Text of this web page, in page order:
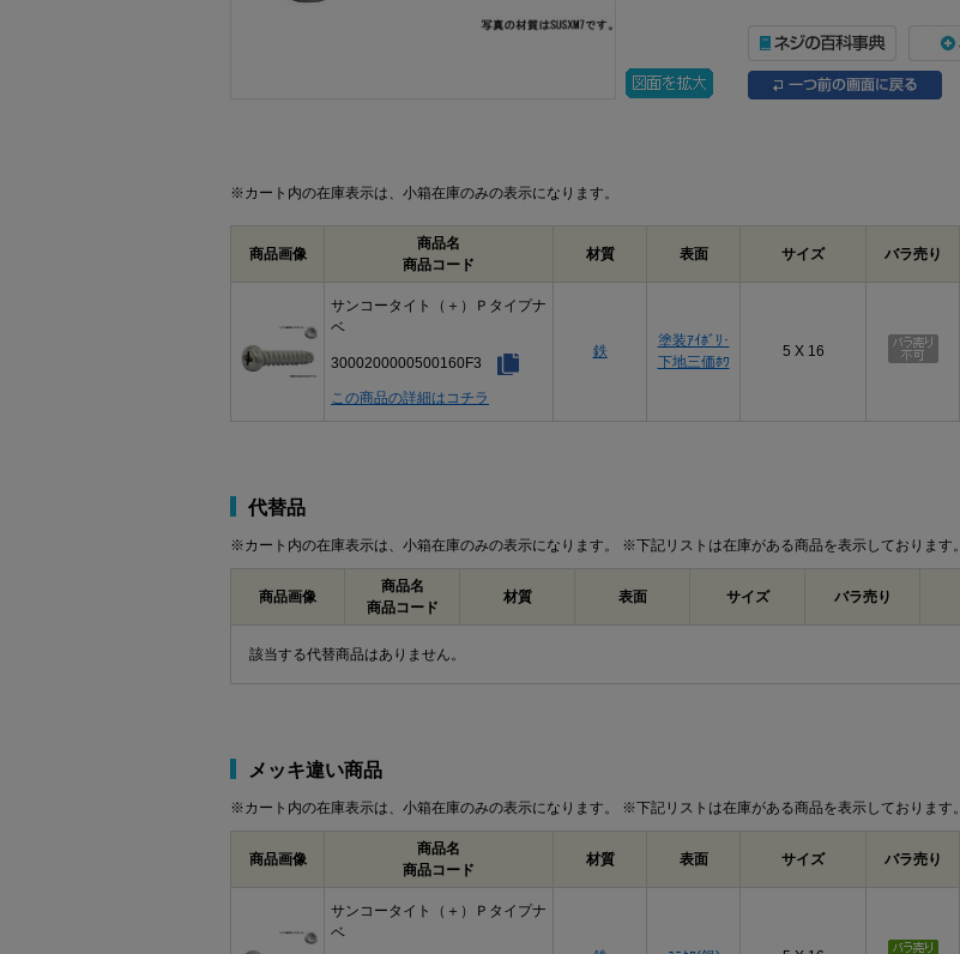
※カート内の在庫表示は、小箱在庫のみの表示になります。
商品画像
商品名
商品コード
材質 表面 サイズ バラ売り
サンコータイト（＋）Ｐタイプナ
ベ
3000200000500160F3
この商品の詳細はコチラ
鉄
塗装ｱｲﾎﾞﾘ･
下地三価ﾎﾜ
5 X 16
代替品
※カート内の在庫表示は、小箱在庫のみの表示になります。 ※下記リストは在庫がある商品を表示しております。
商品画像
商品名
商品コード
材質 表面 サイズ バラ売り
該当する代替商品はありません。
メッキ違い商品
※カート内の在庫表示は、小箱在庫のみの表示になります。 ※下記リストは在庫がある商品を表示しております。
商品画像
商品名
商品コード
材質 表面 サイズ バラ売り
サンコータイト（＋）Ｐタイプナ
ベ